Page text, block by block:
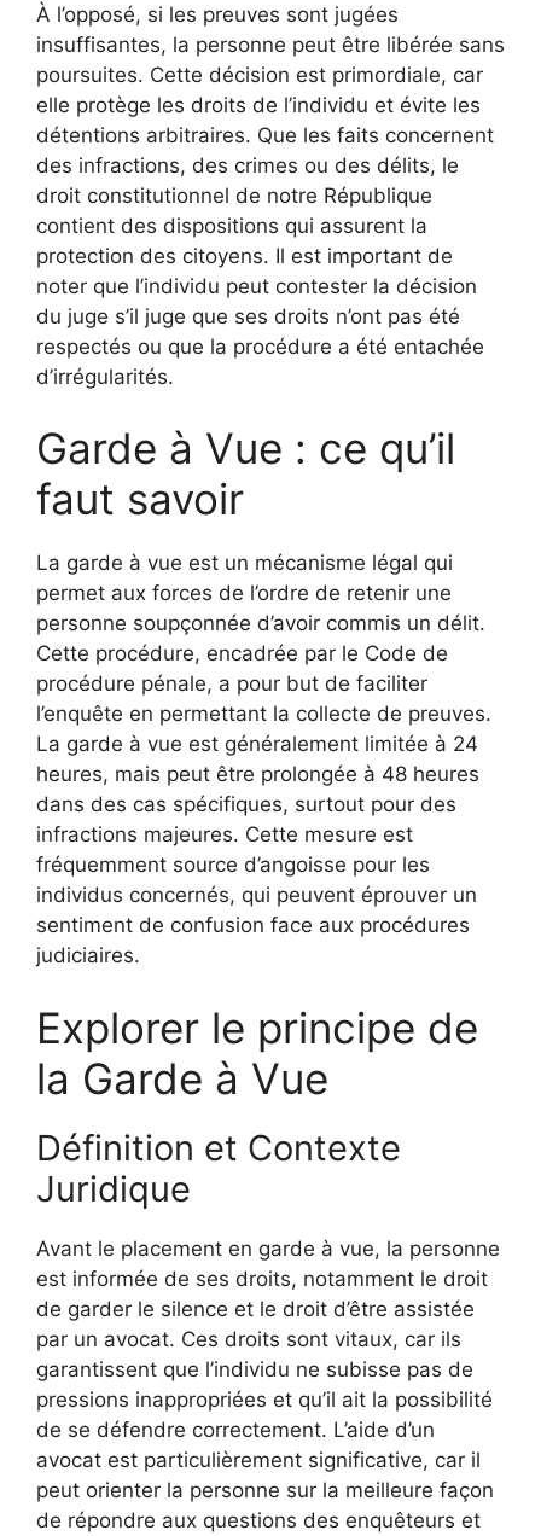
À l’opposé, si les preuves sont jugées
insuffisantes, la personne peut être libérée sans
poursuites. Cette décision est primordiale, car
elle protège les droits de l’individu et évite les
détentions arbitraires. Que les faits concernent
des infractions, des crimes ou des délits, le
droit constitutionnel de notre République
contient des dispositions qui assurent la
protection des citoyens. Il est important de
noter que l’individu peut contester la décision
du juge s’il juge que ses droits n’ont pas été
respectés ou que la procédure a été entachée
d’irrégularités.
Garde à Vue : ce qu’il
faut savoir
La garde à vue est un mécanisme légal qui
permet aux forces de l’ordre de retenir une
personne soupçonnée d’avoir commis un délit.
Cette procédure, encadrée par le Code de
procédure pénale, a pour but de faciliter
l’enquête en permettant la collecte de preuves.
La garde à vue est généralement limitée à 24
heures, mais peut être prolongée à 48 heures
dans des cas spécifiques, surtout pour des
infractions majeures. Cette mesure est
fréquemment source d’angoisse pour les
individus concernés, qui peuvent éprouver un
sentiment de confusion face aux procédures
judiciaires.
Explorer le principe de
la Garde à Vue
Définition et Contexte
Juridique
Avant le placement en garde à vue, la personne
est informée de ses droits, notamment le droit
de garder le silence et le droit d’être assistée
par un avocat. Ces droits sont vitaux, car ils
garantissent que l’individu ne subisse pas de
pressions inappropriées et qu’il ait la possibilité
de se défendre correctement. L’aide d’un
avocat est particulièrement significative, car il
peut orienter la personne sur la meilleure façon
de répondre aux questions des enquêteurs et